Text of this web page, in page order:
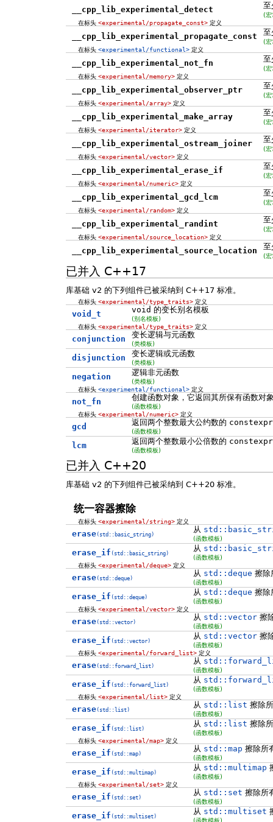
__cpp_lib_experimental_detect
(宏
在标头<experimental/propagate_const> 定义
__cpp_lib_experimental_propagate_const
(宏
在标头<experimental/functional> 定义
__cpp_lib_experimental_not_fn
(宏
在标头<experimental/memory> 定义
__cpp_lib_experimental_observer_ptr
(宏
在标头<experimental/array> 定义
__cpp_lib_experimental_make_array
(宏
在标头<experimental/iterator> 定义
__cpp_lib_experimental_ostream_joiner
(宏
在标头<experimental/vector> 定义
__cpp_lib_experimental_erase_if
(宏
在标头<experimental/numeric> 定义
__cpp_lib_experimental_gcd_lcm
(宏
在标头<experimental/random> 定义
__cpp_lib_experimental_randint
(宏
在标头<experimental/source_location> 定义
__cpp_lib_experimental_source_location
(宏
已并入 C++17
库基础 v2 的下列组件已被采纳到 C++17 标准。
在标头<experimental/type_traits> 定义
void_t void 的变长别名模板
(别名模板)
在标头<experimental/type_traits> 定义
conjunction 变长逻辑与元函数
(类模板)
disjunction 变长逻辑或元函数
(类模板)
negation 逻辑非元函数
(类模板)
在标头<experimental/functional> 定义
not_fn 创建函数对象，它返回其所保有函数对
(函数模板)
在标头<experimental/numeric> 定义
gcd 返回两个整数最大公约数的 constexpr
(函数模板)
lcm 返回两个整数最小公倍数的 constexpr
(函数模板)
已并入 C++20
库基础 v2 的下列组件已被采纳到 C++20 标准。
统一容器擦除
在标头<experimental/string> 定义
erase(std::basic_string)
从
(函数模板)
erase_if (std::basic_string)
从
(函数模板)
在标头<experimental/deque> 定义
erase(std::deque)
从 std::deque 擦除
(函数模板)
erase_if (std::deque)
从 std::deque 擦除
(函数模板)
在标头<experimental/vector> 定义
erase(std::vector)
从 std::vector擦
(函数模板)
erase_if (std::vector)
从 std::vector擦
(函数模板)
在标头<experimental/forward_list> 定义
erase(std::forward_list)
从
(函数模板)
erase_if (std::forward_list)
从
(函数模板)
在标头<experimental/list> 定义
erase(std::list)
从 std::list 擦除
(函数模板)
erase_if (std::list)
从 std::list 擦除
(函数模板)
在标头<experimental/map> 定义
erase_if (std::map)
从 std::map 擦除所
(函数模板)
erase_if (std::multimap)
从 std::multimap
(函数模板)
在标头<experimental/set> 定义
erase_if (std::set)
从 std::set 擦除所
(函数模板)
erase_if (std::multiset)
从 std::multiset
(函数模板)